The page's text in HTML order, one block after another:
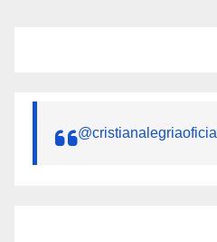
@cristianalegriaoficial